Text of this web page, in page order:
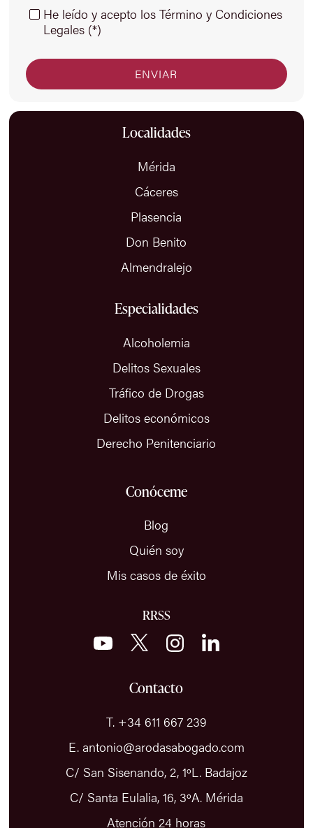
He leído y acepto los Término y Condiciones
Legales (*)
Localidades
Mérida
Cáceres
Plasencia
Don Benito
Almendralejo
Especialidades
Alcoholemia
Delitos Sexuales
Tráfico de Drogas
Delitos económicos
Derecho Penitenciario
Conóceme
Blog
Quién soy
Mis casos de éxito
RRSS
Contacto
T. +34 611 667 239
E. antonio@arodasabogado.com
C/ San Sisenando, 2, 1ºL. Badajoz
C/ Santa Eulalia, 16, 3ºA. Mérida
Atención 24 horas